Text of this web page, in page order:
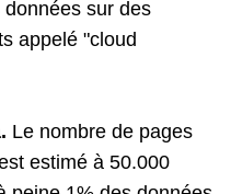
sur des
appelé "cloud
Le nombre de pages
estimé à 50.000